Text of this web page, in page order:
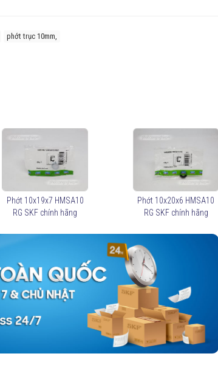
phớt trục 10mm,
Phớt 10x19x7 HMSA10
RG SKF chính hãng
Phớt 10x20x6 HMSA10
RG SKF chính hãng